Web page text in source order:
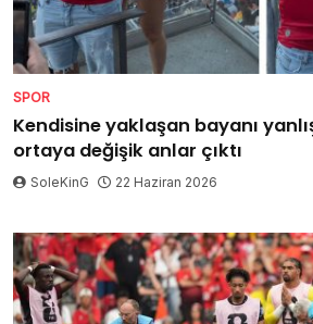
SPOR
Kendisine yaklaşan bayanı
ortaya değişik anlar çıktı
SoleKinG 22 Haziran 2026